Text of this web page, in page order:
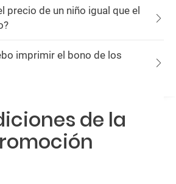
precio de un niño igual que el
imprimir el bono de los
de la